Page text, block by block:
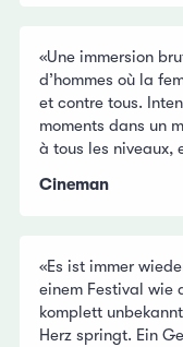
«Une immersion
d’hommes où la
et contre tous.
moments dans un
à tous les niveaux,
Cineman
«Es ist immer
einem Festival wie
komplett
Herz springt. Ein